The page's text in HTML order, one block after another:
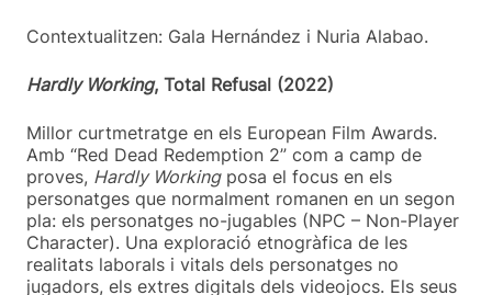
Contextualitzen: Gala Hernández i Nuria Alabao.
Hardly Working, Total Refusal (2022)
Millor curtmetratge en els European Film Awards.
Amb “Red Dead Redemption 2” com a camp de
proves, Hardly Workingposa el focus en els
personatges que normalment romanen en un segon
pla: els personatges no-jugables (NPC – Non-Player
Character). Una exploració etnogràfica de les
realitats laborals i vitals dels personatges no
jugadors, els extres digitals dels videojocs. Els seus